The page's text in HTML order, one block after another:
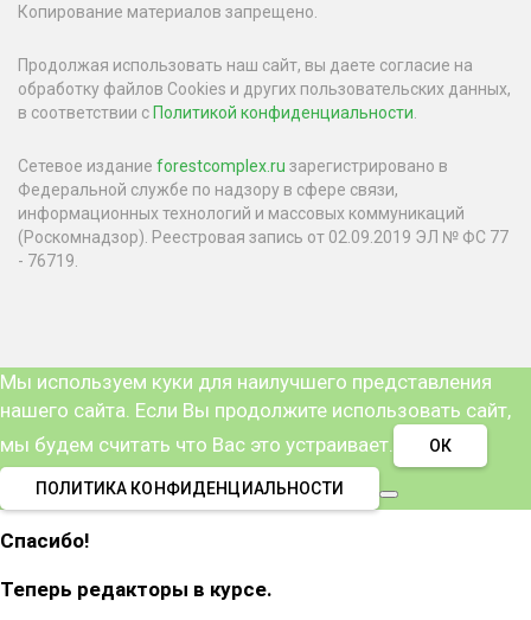
Копирование материалов запрещено.
Продолжая использовать наш сайт, вы даете согласие на
обработку файлов Cookies и других пользовательских данных,
в соответствии сПолитикой конфиденциальности
Сетевое издание forestcomplex.ru зарегистрировано в
Федеральной службе по надзору в сфере связи,
информационных технологий и массовых коммуникаций
(Роскомнадзор). Реестровая запись от 02.09.2019 ЭЛ № ФС 77
- 76719.
Мы используем куки для наилучшего представления
нашего сайта. Если Вы продолжите использовать сайт,
мы будем считать что Вас это устраивает.
ОК
ПОЛИТИКА КОНФИДЕНЦИАЛЬНОСТИ
Спасибо!
Теперь редакторы в курсе.